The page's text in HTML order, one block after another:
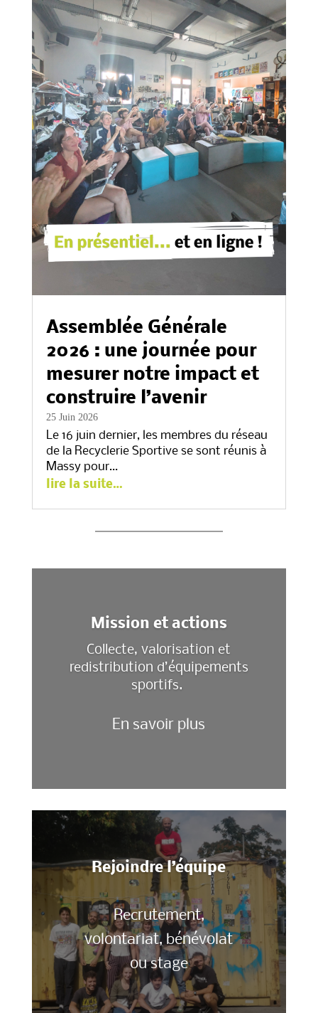
Assemblée Générale
2026 : une journée pour
mesurer notre impact et
construire l’avenir
25 Juin 2026
Le 16 juin dernier, les membres du réseau
de la Recyclerie Sportive se sont réunis à
Massy pour…
lire la suite…
Mission et actions
Collecte, valorisation et
redistribution d’équipements
sportifs.
En savoir plus
Rejoindre l’équipe
Recrutement,
volontariat, bénévolat
ou stage